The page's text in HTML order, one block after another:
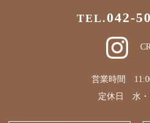
TEL.042-
営業時間
定休日 水・